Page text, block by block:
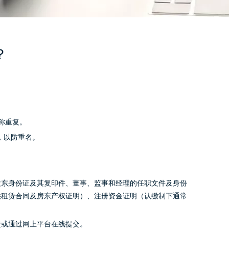
重复。
防重名。
身份证及其复印件、董事、监事和经理的任职文件及身份
赁合同及房东产权证明）、注册资金证明（认缴制下通常
通过网上平台在线提交。